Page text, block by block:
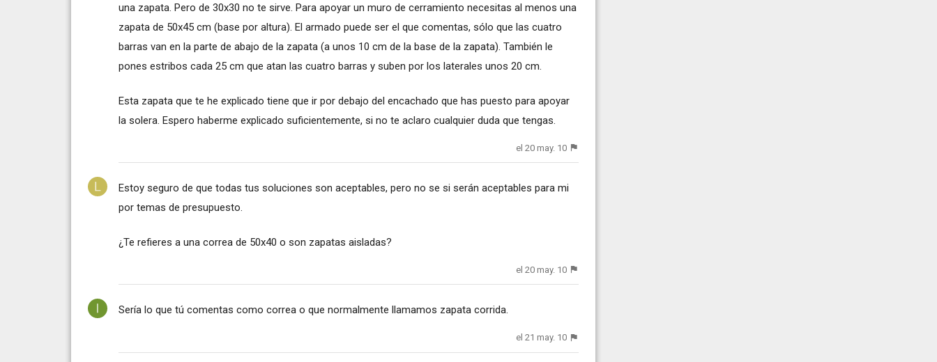
una zapata. Pero de 30x30 no te sirve. Para apoyar un muro de cerramiento necesitas al menos una
zapata de 50x45 cm (base por altura). El armado puede ser el que comentas, sólo que las cuatro
barras van en la parte de abajo de la zapata (a unos 10 cm de la base de la zapata). También le
pones estribos cada 25 cm que atan las cuatro barras y suben por los laterales unos 20 cm.
Esta zapata que te he explicado tiene que ir por debajo del encachado que has puesto para apoyar
la solera. Espero haberme explicado suficientemente, si no te aclaro cualquier duda que tengas.
el 20 may. 10
Estoy seguro de que todas tus soluciones son aceptables, pero no se si serán aceptables para mi
por temas de presupuesto.
¿Te refieres a una correa de 50x40 o son zapatas aisladas?
el 20 may. 10
Sería lo que tú comentas como correa o que normalmente llamamos zapata corrida.
el 21 may. 10